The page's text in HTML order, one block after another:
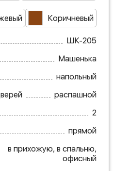
Коричневый
ШК-205
Машенька
напольный
распашной
2
прямой
в прихожую, в спальню,
офисный